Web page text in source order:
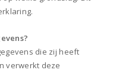
die zij heeft
verwerkt deze